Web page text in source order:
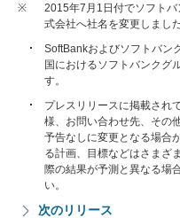
※
2015年7月1日付でソフト
式会社へ社名を変更しました
SoftBankおよびソフトバン
国におけるソフトバンクグ
す。
プレスリリースに掲載され
様、お問い合わせ先、その
予告なしに変更となる場合
る計画、目標などはさまざ
際の結果が予測と異なる場
い。
次のリリース